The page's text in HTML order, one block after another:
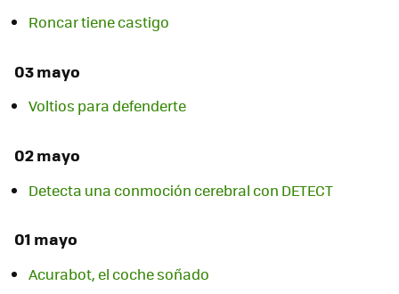
Roncar tiene castigo
03 mayo
Voltios para defenderte
02 mayo
Detecta una conmoción cerebral con DETECT
01 mayo
Acurabot, el coche soñado